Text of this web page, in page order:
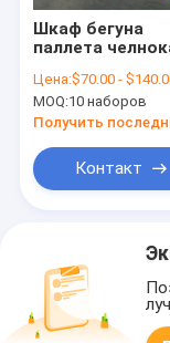
Шкаф бегуна
паллета
склада
плотности
Цена:$70.00 - $140.00/
MOQ:10 наборов
Контакт